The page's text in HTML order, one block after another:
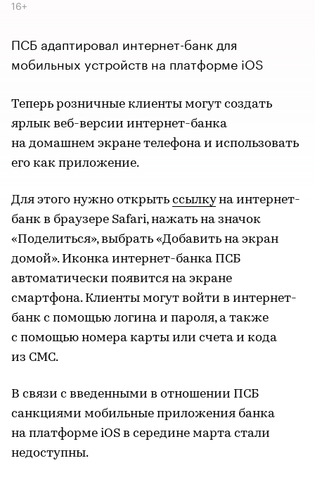
16+
ПСБ адаптировал интернет-банк для
мобильных устройств на платформе iOS
Теперь розничные клиенты могут создать
ярлык веб-версии интернет-банка
на домашнем экране телефона и использовать
его как приложение.
Для этого нужно открыть ссылкуна интернет-
банк в браузере Safari, нажать на значок
«Поделиться», выбрать «Добавить на экран
домой». Иконка интернет-банка ПСБ
автоматически появится на экране
смартфона. Клиенты могут войти в интернет-
банк с помощью логина и пароля, а также
с помощью номера карты или счета и кода
из СМС.
В связи с введенными в отношении ПСБ
санкциями мобильные приложения банка
на платформе iOS в середине марта стали
недоступны.